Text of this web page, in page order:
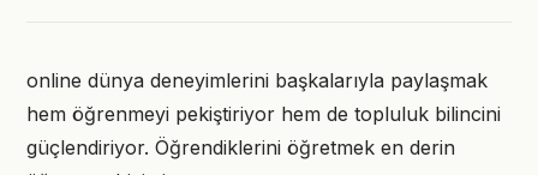
online dünya deneyimlerini başkalarıyla paylaşmak
hem öğrenmeyi pekiştiriyor hem de topluluk bilincini
güçlendiriyor. Öğrendiklerini öğretmek en derin